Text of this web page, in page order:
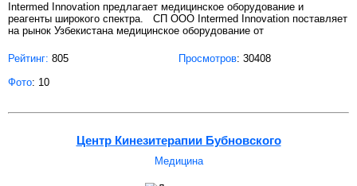
Intermed Innovation предлагает медицинское оборудование и
реагенты широкого спектра. СП ООО Intermed Innovation поставляет
на рынок Узбекистана медицинское оборудование от
Рейтинг: 805 Просмотров: 30408
Фото: 10
Центр Кинезитерапии Бубновского
Медицина